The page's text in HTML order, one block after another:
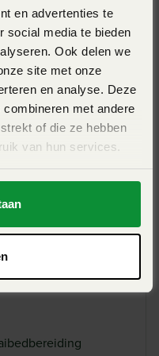
en advertenties te
social media te bieden
Ook delen we
site met onze
en analyse. Deze
met andere
of die ze hebben
van hun services.
het rotortoerental, de
de rijsnelheid
des te intensiever
en afgebroken.
8-26cm - max
270
View